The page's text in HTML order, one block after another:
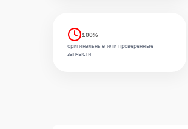
100%
оригинальные или проверенные
запчасти